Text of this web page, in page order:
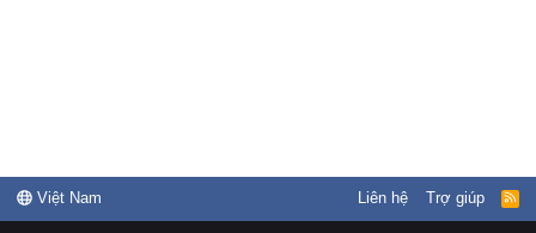
Việt Nam Liên hệ Trợ giúp
R